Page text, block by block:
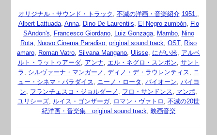
オリジナル・サウンド・トラック , 不滅の洋画・音楽紹介 1951.,
Albert Lattuada, Anna, Dino De Laurentiis, El Negro zumbón, Flo
SAndon's, Francesco Giordano, Luiz Gonzaga, Mambo, Nino
Rota, Nuovo Cinema Paradiso, original sound track, OST, Riso
amaro, Roman Vatro, Silvana Mangano, Ulisse, にがい米, アルベ
ルト・ラットゥアーダ, アンナ, エル・ネグロ・スンボン, サント
ラ , シルヴァーナ・マンガーノ , ディノ・デ・ラウレンティス, ニ
ュー・シネマ・パラダイス, ニーノ・ロータ , バイオーン, バイヨ
ン, フランチェスコ・ジョルダーノ , フロ・サンドンス, マンボ,
ユリシーズ, ルイス・ゴンザーガ, ロマン・ヴァトロ , 不滅の20世
紀洋画・音楽集 original sound track, 映画音楽